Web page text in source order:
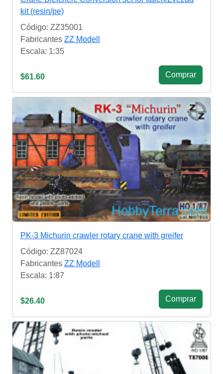
kit (resin/pe)
Código: ZZ35001
Fabricantes ZZ Modell
Escala: 1:35
$61.60 Сomprar
PK-3 Michurin crawler rotary crane with greifer
Código: ZZ87024
Fabricantes ZZ Modell
Escala: 1:87
$26.40 Сomprar